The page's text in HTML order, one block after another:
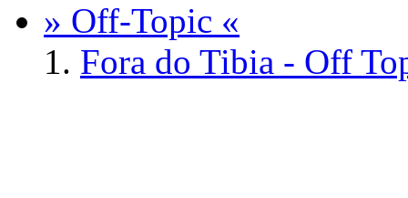
» Off-Topic «
Fora do Tibia - Off